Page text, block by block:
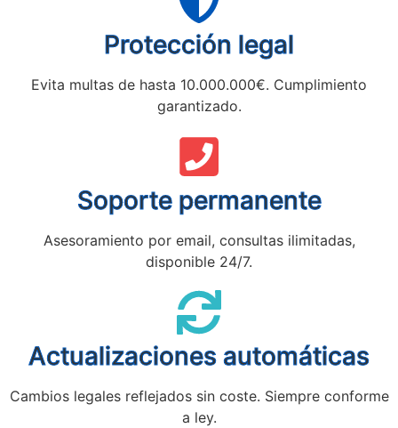
Protección legal
Evita multas de hasta 10.000.000€. Cumplimiento
garantizado.
Soporte permanente
Asesoramiento por email, consultas ilimitadas,
disponible 24/7.
Actualizaciones automáticas
Cambios legales reflejados sin coste. Siempre conforme
a ley.